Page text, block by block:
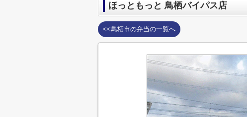
ほっともっと 鳥栖バイパス店
<<鳥栖市の弁当の一覧へ